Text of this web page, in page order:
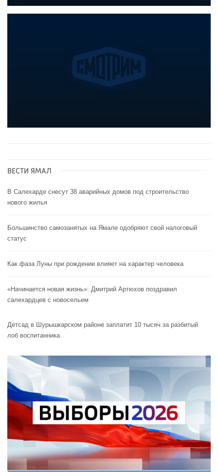
ВЕСТИ ЯМАЛ
В Салехарде снесут 38 аварийных домов под строительство
нового жилья
Большинство самозанятых на Ямале одобряют свой налоговый
статус
Как фаза Луны при рождении влияет на характер человека
«Начинается новая жизнь»: Дмитрий Артюхов поздравил
салехардцев с новосельем
Детсад в Шурышкарском районе заплатит 10 тысяч за разбитый
лоб воспитанника